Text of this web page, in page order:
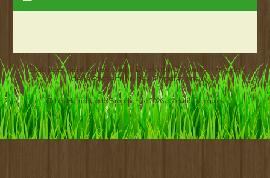
Etablissement agréé par la Direction Départementale
de la Protection des Populations
@ Les Hameaux de Brocéliande 2026 -Mentions légales